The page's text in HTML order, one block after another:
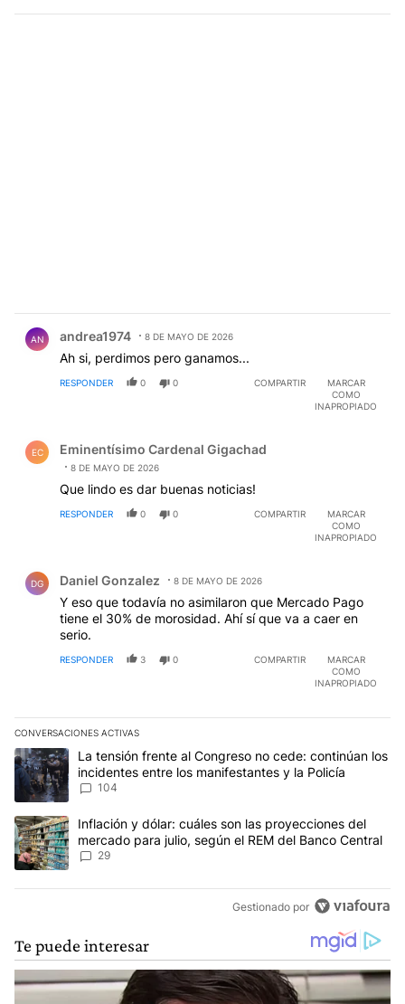
AN andrea1974 8 DE MAYO DE 2026
Ah si, perdimos pero ganamos...
RESPONDER 0 0 COMPARTIR
MARCAR
COMO
INAPROPIADO
EC Eminentísimo Cardenal Gigachad
8 DE MAYO DE 2026
Que lindo es dar buenas noticias!
RESPONDER 0 0 COMPARTIR
MARCAR
COMO
INAPROPIADO
DG Daniel Gonzalez 8 DE MAYO DE 2026
Y eso que todavía no asimilaron que Mercado Pago
tiene el 30% de morosidad. Ahí sí que va a caer en
serio.
RESPONDER 3 0 COMPARTIR
MARCAR
COMO
INAPROPIADO
CONVERSACIONES ACTIVAS
Este listado muestra los artículos con más comentarios en los
Un artículo de tendencia con el título "La tensión frente al
La tensión frente al Congreso no cede: continúan los
incidentes entre los manifestantes y la Policía
104
Un artículo de tendencia con el título "Inflación y dólar: cuáles
Inflación y dólar: cuáles son las proyecciones del
mercado para julio, según el REM del Banco Central
29
Gestionado por